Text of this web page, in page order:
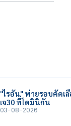
"ไรอัน" พ่ายรอบคัดเ
เจ30 ที่โดมินิกัน
03-08-2026